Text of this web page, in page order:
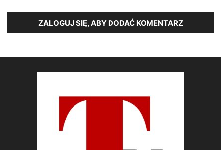
ZALOGUJ SIĘ, ABY DODAĆ KOMENTARZ